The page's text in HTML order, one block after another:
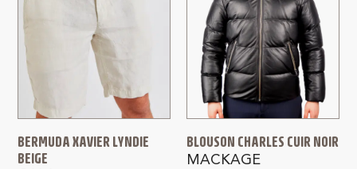
BERMUDA XAVIER LYNDIE
BEIGE
BLOUSON CHARLES CUIR NOIR
MACKAGE